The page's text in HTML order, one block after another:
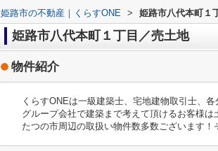
姫路市の不動産｜くらすONE > 姫路市八代本町１
姫路市八代本町１丁目／売土地
物件紹介
くらすONEは一級建築士、宅地建物取引士、
グループ会社で建築まで考えて頂けるお客様
たつの市周辺の取扱い物件数多数ございます